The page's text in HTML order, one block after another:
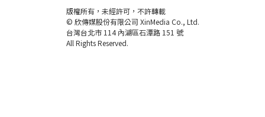
版權所有，未經許可，不許轉載
© 欣傳媒股份有限公司 XinMedia Co., Ltd.
台灣台北市 114 內湖區石潭路 151 號
All Rights Reserved.